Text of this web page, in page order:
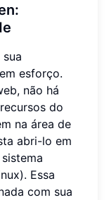
esforço.
não há
do
na área de
abri-lo em
Essa
com sua